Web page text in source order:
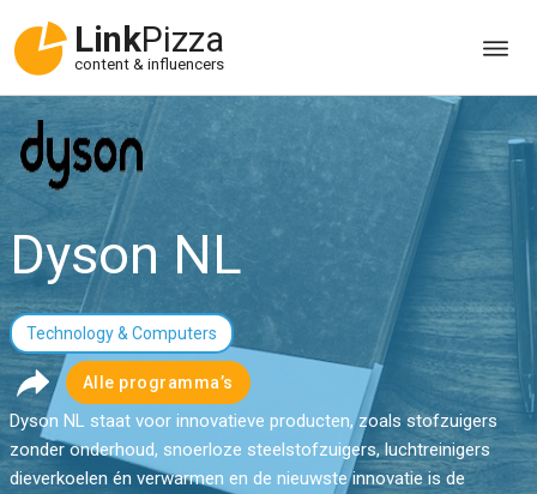
LinkPizza
content & influencers
Dyson NL
Technology & Computers
Alle programma’s
Dyson NL staat voor innovatieve producten, zoals stofzuigers
zonder onderhoud, snoerloze steelstofzuigers, luchtreinigers
dieverkoelen én verwarmen en de nieuwste innovatie is de